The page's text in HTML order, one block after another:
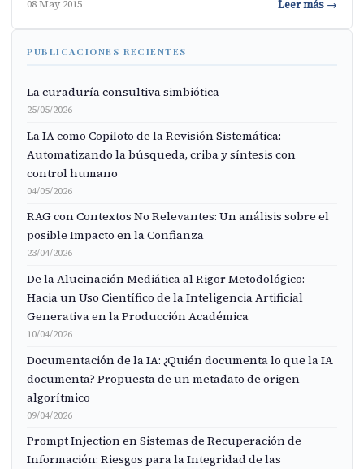
08 May 2015 Leer más →
PUBLICACIONES RECIENTES
La curaduría consultiva simbiótica
25/05/2026
La IA como Copiloto de la Revisión Sistemática:
Automatizando la búsqueda, criba y síntesis con
control humano
04/05/2026
RAG con Contextos No Relevantes: Un análisis sobre el
posible Impacto en la Confianza
23/04/2026
De la Alucinación Mediática al Rigor Metodológico:
Hacia un Uso Científico de la Inteligencia Artificial
Generativa en la Producción Académica
10/04/2026
Documentación de la IA: ¿Quién documenta lo que la IA
documenta? Propuesta de un metadato de origen
algorítmico
09/04/2026
Prompt Injection en Sistemas de Recuperación de
Información: Riesgos para la Integridad de las